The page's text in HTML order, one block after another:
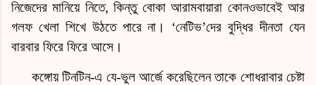
নিজেদের মানিয়ে নিতে, কিন্তু বোকা আরামবায়ারা কোনওভাবেই আর
গলফ খেলা শিখে উঠতে পারে না। ‘নেটিভ’দের বুদ্ধির দীনতা যেন
বারবার ফিরে ফিরে আসে।
কঙ্গোয় টিনটিন-এ যে-ভুলআর্জে করেছিলেন তাকে শোধরাবার চেষ্টা